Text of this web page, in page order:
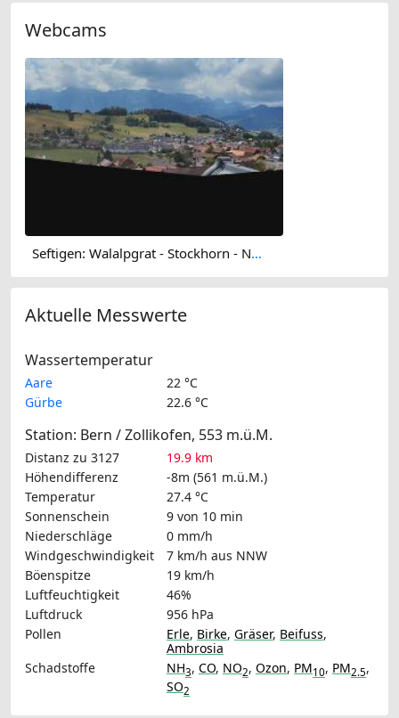
Webcams
Seftigen: Walalpgrat - Stockhorn - Nünenenflue - Gantrisch
Aktuelle Messwerte
Wassertemperatur
Aare
22 °C
Gürbe
22.6 °C
Station: Bern / Zollikofen, 553 m.ü.M.
Distanz zu 3127
19.9 km
Höhendifferenz
-8m (561 m.ü.M.)
Temperatur
27.4 °C
Sonnenschein
9 von 10 min
Niederschläge
0 mm/h
Windgeschwindigkeit
7 km/h aus NNW
Böenspitze
19 km/h
Luftfeuchtigkeit
46%
Luftdruck
956 hPa
Pollen
Erle, Birke, Gräser, Beifuss,
Ambrosia
Schadstoffe
NH3, CO, NO2, Ozon, PM10, PM2.5,
SO2